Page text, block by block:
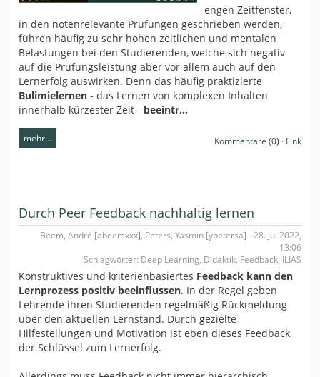
engen Zeitfenster,
in den notenrelevante Prüfungen geschrieben werden,
führen häufig zu sehr hohen zeitlichen und mentalen
Belastungen bei den Studierenden, welche sich negativ
auf die Prüfungsleistung aber vor allem auch auf den
Lernerfolg auswirken. Denn das häufig praktizierte
Bulimielernen - das Lernen von komplexen Inhalten
innerhalb kürzester Zeit - beeintr…
mehr… Kommentare (0) · Link
Durch Peer Feedback nachhaltig lernen
Beem, André [abeemxxx], Peters, Yasmin [ypetersa] - 28. Jul 2022,
13:06
Schlagwörter: Deep Learning, Didaktik, Feedback, ILIAS
Konstruktives und kriterienbasiertes Feedback kann den
Lernprozess positiv beeinflussen. In der Regel geben
Lehrende ihren Studierenden regelmäßig Rückmeldung
über den aktuellen Lernstand. Durch gezielte
Hilfestellungen und Motivation ist eben dieses Feedback
der Schlüssel zum Lernerfolg.